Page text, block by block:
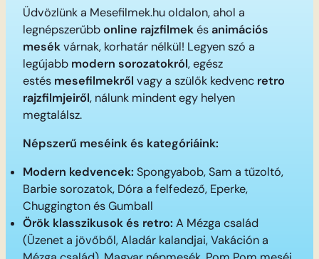
Üdvözlünk a Mesefilmek.hu oldalon, ahol a
legnépszerűbbonline rajzfilmekésanimációs
mesékvárnak, korhatár nélkül! Legyen szó a
legújabb modern sorozatokról, egész
estés mesefilmekről vagy a szülők kedvenc retro
rajzfilmjeiről, nálunk mindent egy helyen
megtalálsz.
Népszerű meséink és kategóriáink:
Modern kedvencek: Spongyabob, Sam a tűzoltó,
Barbie sorozatok, Dóra a felfedező, Eperke,
Chuggington és Gumball
Örök klasszikusok és retro: A Mézga család
(Üzenet a jövőből, Aladár kalandjai, Vakáción a